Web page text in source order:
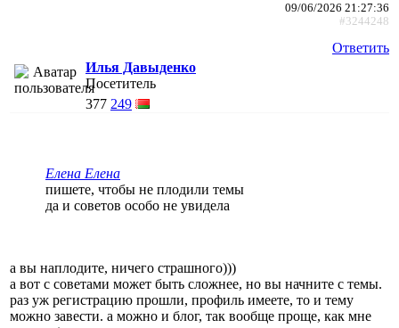
09/06/2026 21:27:36
#3244248
Ответить
Илья Давыденко
Посетитель
377 249
Елена Елена
пишете, чтобы не плодили темы
да и советов особо не увидела
а вы наплодите, ничего страшного)))
а вот с советами может быть сложнее, но вы начните с темы.
раз уж регистрацию прошли, профиль имеете, то и тему
можно завести. а можно и блог, так вообще проще, как мне